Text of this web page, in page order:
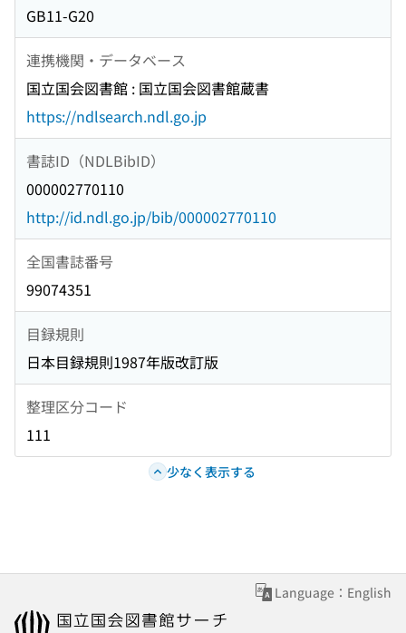
GB11-G20
連携機関・データベース
国立国会図書館 : 国立国会図書館蔵書
https://ndlsearch.ndl.go.jp
書誌ID（NDLBibID）
000002770110
http://id.ndl.go.jp/bib/000002770110
全国書誌番号
99074351
目録規則
日本目録規則1987年版改訂版
整理区分コード
111
少なく表示する
Language：English